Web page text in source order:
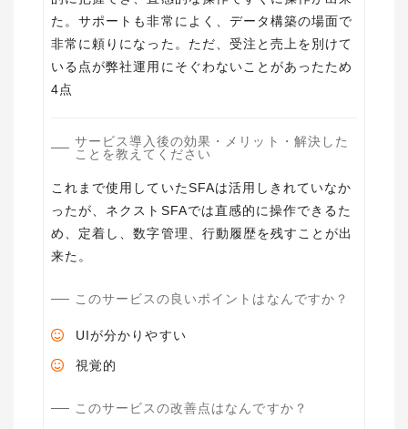
た。サポートも非常によく、データ構築の場面で
非常に頼りになった。ただ、受注と売上を別けて
いる点が弊社運用にそぐわないことがあったため
4点
サービス導入後の効果・メリット・解決した
ことを教えてください
これまで使用していたSFAは活用しきれていなか
ったが、ネクストSFAでは直感的に操作できるた
め、定着し、数字管理、行動履歴を残すことが出
来た。
このサービスの良いポイントはなんですか？
UIが分かりやすい
視覚的
このサービスの改善点はなんですか？